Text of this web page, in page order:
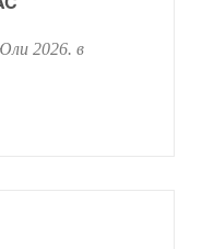
2026. в